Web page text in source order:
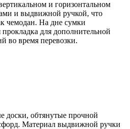
и горизонтальном
и выдвижной ручкой, что
чемодан. На дне сумки
для дополнительной
во время перевозки.
доски, обтянутые прочной
Материал выдвижной ручки